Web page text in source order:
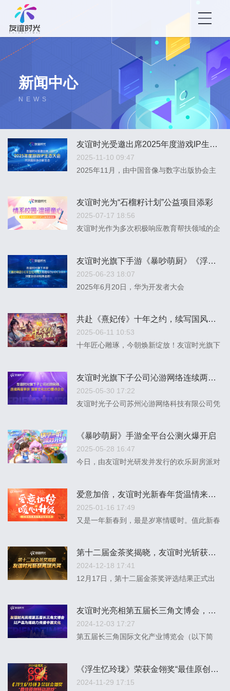
新闻中心
NEWS
友谊时光受邀出席2025年度游戏IP生态大会，共筑国际协作新生态
2025-11-10 09:47
2025年11月，由中国音像与数字出版协会主
光受邀出席并深度参与游戏IP国际对接沙龙，
与全球行业伙伴共探游戏IP国际化发展新路
径。
友谊时光为“石榴籽计划”公益项目添彩
2025-07-17 18:56
友谊时光作为多次积极响应教育帮扶领域的企
友谊时光旗下手游《暴吵萌厨》《浮生忆玲珑》亮相华为HDC2025
2025-06-23 18:07
2025年6月20日，华为开发者大会
甜宠探案手游《浮生忆玲珑》，在鸿蒙游戏展
区精彩亮相。
共赴《熹妃传》十年之约，续写国风手游传奇新章！
2025-06-11 10:53
十年匠心雕琢，今朝焕新绽放！友谊时光旗下
友谊时光旗下子公司沁游网络连续两届荣获“国家文化出口重点企业”
2025-05-30 17:22
友谊时光子公司苏州沁游网络科技有限公司凭
业”。友谊时光旗下产品《浮生忆玲珑》手游
同步获评“国家文化出口重点项目”。
《暴吵萌厨》手游全平台公测火爆开启
2025-05-28 16:47
今日，由友谊时光研发并发行的欢乐厨房派对
爱意加倍，友谊时光新春年货温情来袭！
2025-01-16 17:49
又是一年新春到，最是岁寒情暖时。值此新春
大家精心准备了一份别样的新春年货，共享属
于时光人的年味盛宴。
第十二届金茶奖揭晓，友谊时光斩获两项大奖
2024-12-18 17:41
12月17日，第十二届金茶奖评选结果正式出
友谊时光亮相第五届长三角文博会，以产品为媒助力传播中国文化
2024-12-03 17:27
第五届长三角国际文化产业博览会（以下简
珑》《浮生为卿歌》《凌云诺》《墨剑江湖》
等亮相江苏展区。
《浮生忆玲珑》荣获金翎奖“最佳原创移动游戏”
2024-11-29 17:15